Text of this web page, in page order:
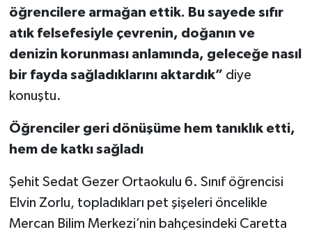
öğrencilere armağan ettik. Bu sayede sıfır
atık felsefesiyle çevrenin, doğanın ve
denizin korunması anlamında, geleceğe nasıl
bir fayda sağladıklarını aktardık” diye
konuştu.
Öğrenciler geri dönüşüme hem tanıklık etti,
hem de katkı sağladı
Şehit Sedat Gezer Ortaokulu 6. Sınıf öğrencisi
Elvin Zorlu, topladıkları pet şişeleri öncelikle
Mercan Bilim Merkezi’nin bahçesindeki Caretta